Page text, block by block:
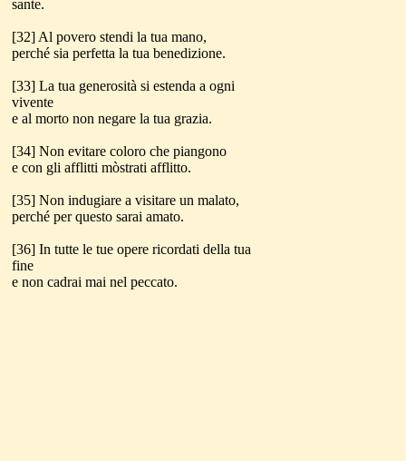
sante.
[32] Al povero stendi la tua mano,
perché sia perfetta la tua benedizione.
[33] La tua generosità si estenda a ogni
vivente
e al morto non negare la tua grazia.
[34] Non evitare coloro che piangono
e con gli afflitti mòstrati afflitto.
[35] Non indugiare a visitare un malato,
perché per questo sarai amato.
[36] In tutte le tue opere ricordati della tua
fine
e non cadrai mai nel peccato.